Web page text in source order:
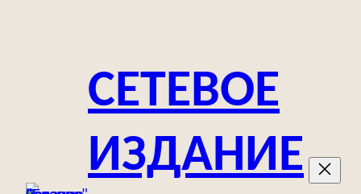
содержимомуСЕТЕВОЕ
ИЗДАНИЕ